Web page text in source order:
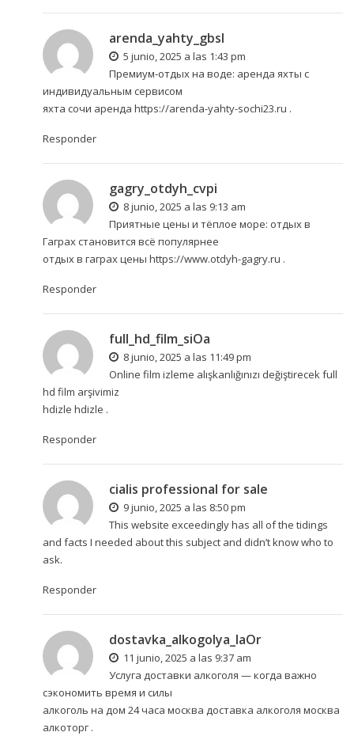
arenda_yahty_gbsl
5 junio, 2025 a las 1:43 pm
Премиум-отдых на воде: аренда яхты с
индивидуальным сервисом
яхта сочи аренда https://arenda-yahty-sochi23.ru .
Responder
gagry_otdyh_cvpi
8 junio, 2025 a las 9:13 am
Приятные цены и тёплое море: отдых в
Гаграх становится всё популярнее
отдых в гаграх цены https://www.otdyh-gagry.ru .
Responder
full_hd_film_siOa
8 junio, 2025 a las 11:49 pm
Online film izleme alışkanlığınızı değiştirecek full
hd film arşivimiz
hdizle hdizle .
Responder
cialis professional for sale
9 junio, 2025 a las 8:50 pm
This website exceedingly has all of the tidings
and facts I needed about this subject and didn’t know who to
ask.
Responder
dostavka_alkogolya_laOr
11 junio, 2025 a las 9:37 am
Услуга доставки алкоголя — когда важно
сэкономить время и силы
алкоголь на дом 24 часа москва доставка алкоголя москва
алкоторг.